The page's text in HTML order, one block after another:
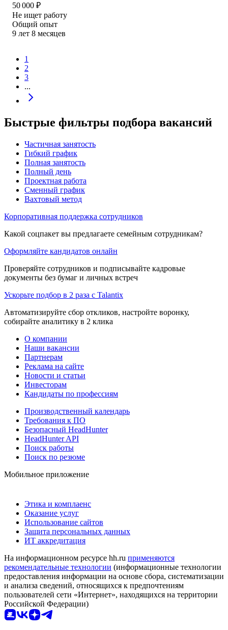
50 000 ₽
Не ищет работу
Общий опыт
9 лет 8 месяцев
1
2
3
...
Быстрые фильтры подбора вакансий
Частичная занятость
Гибкий график
Полная занятость
Полный день
Проектная работа
Сменный график
Вахтовый метод
Корпоративная поддержка сотрудников
Какой соцпакет вы предлагаете семейным сотрудникам?
Оформляйте кандидатов онлайн
Проверяйте сотрудников и подписывайте кадровые
документы без бумаг и личных встреч
Ускорьте подбор в 2 раза с Talantix
Автоматизируйте сбор откликов, настройте воронку,
собирайте аналитику в 2 клика
О компании
Наши вакансии
Партнерам
Реклама на сайте
Новости и статьи
Инвесторам
Кандидаты по профессиям
Производственный календарь
Требования к ПО
Безопасный HeadHunter
HeadHunter API
Поиск работы
Поиск по резюме
Мобильное приложение
Этика и комплаенс
Оказание услуг
Использование сайтов
Защита персональных данных
ИТ аккредитация
На информационном ресурсе hh.ru применяются
рекомендательные технологии (информационные технологии
предоставления информации на основе сбора, систематизации
и анализа сведений, относящихся к предпочтениям
пользователей сети «Интернет», находящихся на территории
Российской Федерации)